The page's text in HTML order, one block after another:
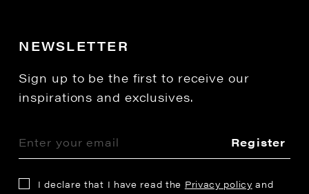
NEWSLETTER
Sign up to be the first to receive our
inspirations and exclusives.
Register
I declare that I have read the Privacy policy and